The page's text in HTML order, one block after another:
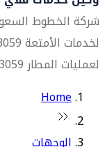
شركة الخطوط
لخدمات الأمتعة 3059 2685 966+
لعمليات المطار 3059 4685 966+
Home
الوجهات